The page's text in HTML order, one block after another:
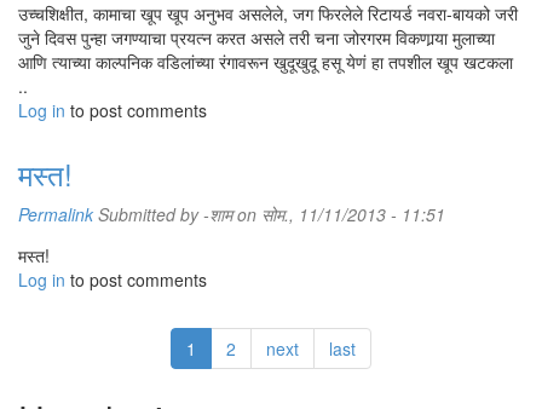
उच्चशिक्षीत, कामाचा खूप खूप अनुभव असलेले, जग फिरलेले रिटायर्ड नवरा-बायको जरी
जुने दिवस पुन्हा जगण्याचा प्रयत्न करत असले तरी चना जोरगरम विकणार्‍या मुलाच्या
आणि त्याच्या काल्पनिक वडिलांच्या रंगावरून खुदूखुदू हसू येणं हा तपशील खूप खटकला
..
Log in to post comments
मस्त!
Permalink Submitted by-शामon सोम., 11/11/2013 - 11:51
मस्त!
Log in to post comments
1 2 next last